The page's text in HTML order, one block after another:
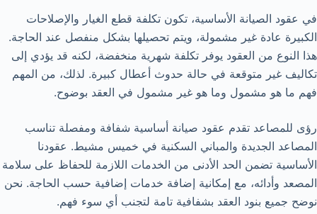
في عقود الصيانة الأساسية، تكون تكلفة قطع الغيار والإصلاحات
الكبيرة عادة غير مشمولة، ويتم تحصيلها بشكل منفصل عند الحاجة.
هذا النوع من العقود يوفر تكلفة شهرية منخفضة، لكنه قد يؤدي إلى
تكاليف غير متوقعة في حالة حدوث أعطال كبيرة. لذلك، من المهم
فهم ما هو مشمول وما هو غير مشمول في العقد بوضوح.
رؤى للمصاعد تقدم عقود صيانة أساسية شفافة ومفصلة تناسب
المصاعد الجديدة والمباني السكنية في خميس مشيط. عقودنا
الأساسية تضمن الحد الأدنى من الخدمات اللازمة للحفاظ على سلامة
المصعد وأدائه، مع إمكانية إضافة خدمات إضافية حسب الحاجة. نحن
نوضح جميع بنود العقد بشفافية تامة لتجنب أي سوء فهم.